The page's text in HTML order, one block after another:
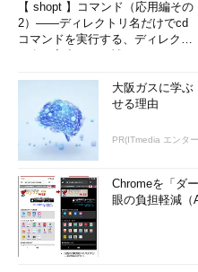
【 shopt 】コマンド（応用編その
2）――ディレクトリ名だけでcd
コマンドを実行する、ディレクト
大阪ガスに学
せる理由
PR(ITmedia エンタ
Chromeを「ダ
眼の負担軽減（